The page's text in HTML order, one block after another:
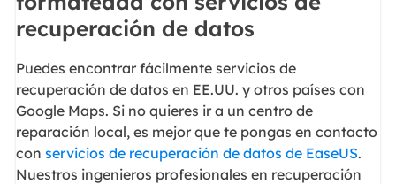
recuperación de datos
Puedes encontrar fácilmente servicios de
recuperación de datos en EE.UU. y otros países con
Google Maps. Si no quieres ir a un centro de
reparación local, es mejor que te pongas en contacto
con servicios de recuperación de datos de EaseUS.
Nuestros ingenieros profesionales en recuperación